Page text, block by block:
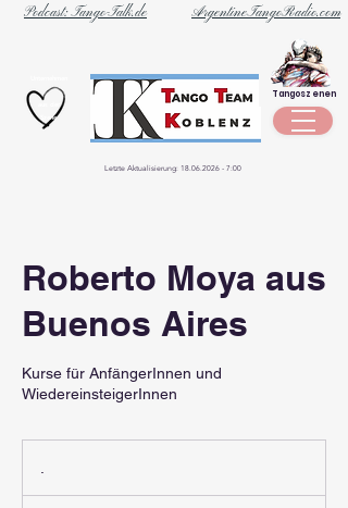
ArgentineTangoRadio.com
Podcast: Tango-Talk.de
Szene
Tangoszenen
Letzte Aktualisierung: 18.06.2026 - 7:00
Roberto Moya aus
Buenos Aires
Kurse für AnfängerInnen und
WiedereinsteigerInnen